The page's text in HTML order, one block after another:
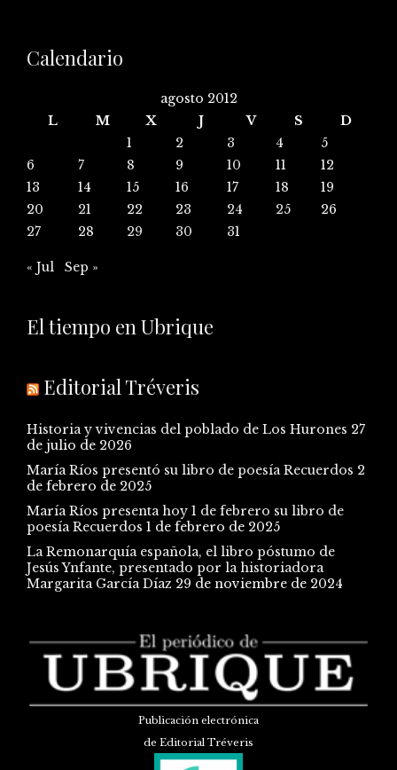
Calendario
agosto 2012
L
M X J V S
D
1
2 3 4
5
6
7 8 9 10 11
12
13
14 15 16 17 18
19
20
21 22 23 24 25
26
27
28 29 30 31
« Jul Sep »
El tiempo en Ubrique
Editorial Tréveris
Historia y vivencias del poblado de Los Hurones 27
de julio de 2026
María Ríos presentó su libro de poesía Recuerdos 2
de febrero de 2025
María Ríos presenta hoy 1 de febrero su libro de
poesía Recuerdos 1 de febrero de 2025
La Remonarquía española, el libro póstumo de
Jesús Ynfante, presentado por la historiadora
Margarita García Díaz 29 de noviembre de 2024
Publicación electrónica
de Editorial Tréveris